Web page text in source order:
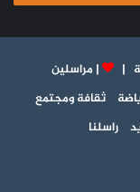
|مراسلين
ثقافة ومجتمع
راسلنا